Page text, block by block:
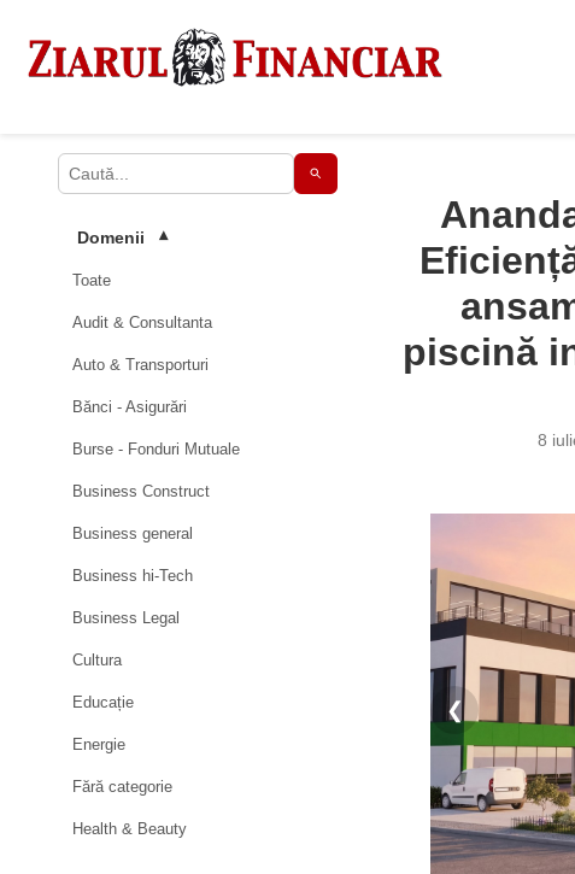
Domenii ▾
Toate
Audit & Consultanta
Auto & Transporturi
Bănci - Asigurări
Burse - Fonduri Mutuale
Business Construct
Business general
Business hi-Tech
Business Legal
Cultura
Educație
Energie
Fără categorie
Health & Beauty
piscină
8
❮